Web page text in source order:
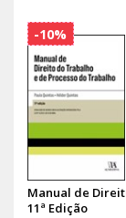
Manual de
11ª Edição
-10%